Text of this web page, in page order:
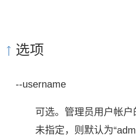
选项
--username
可选。管理员用户帐
未指定，则默认为